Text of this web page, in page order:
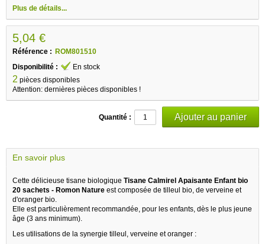
Plus de détails...
5,04 €
Référence : ROM801510
Disponibilité :
En stock
2 pièces disponibles
Attention: dernières pièces disponibles !
Quantité :
En savoir plus
Cette délicieuse tisane biologique Tisane Calmirel Apaisante Enfant bio
20 sachets - Romon Nature est composée de tilleul bio, de verveine et
d'oranger bio.
Elle est particulièrement recommandée, pour les enfants, dès le plus jeune
âge (3 ans minimum).
Les utilisations de la synergie tilleul, verveine et oranger :